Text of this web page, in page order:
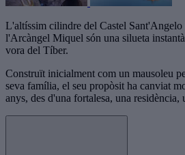
L'altíssim cilindre del Castel Sant'Angelo
l'Arcàngel Miquel són una silueta
vora del Tíber.
Construït inicialment com un mausoleu
seva família, el seu propòsit ha canviat
anys, des d'una fortalesa, una residència,